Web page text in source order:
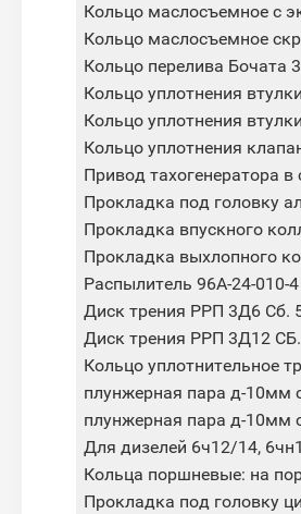
Кольцо маслосъемное с
Кольцо маслосъемное
Кольцо перелива Бочата
Кольцо уплотнения
Кольцо уплотнения
Кольцо уплотнения
Привод тахогенератора
Прокладка под головку
Прокладка впускного
Прокладка выхлопного
Распылитель 96А-24-010-
Диск трения РРП 3Д6 Сб.
Диск трения РРП 3Д12
Кольцо уплотнительное
плунжерная пара д-10мм
плунжерная пара д-10мм
Для дизелей 6ч12/14,
Кольца поршневые: на
Прокладка под головку